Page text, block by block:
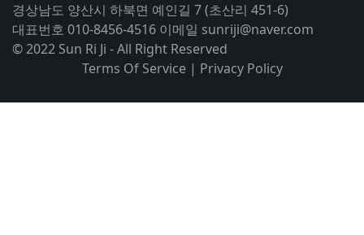
경상남도 양산시 하북면 예인길 7 (초산리 451-6)
대표번호 010-8456-4516 이메일 sunriji@naver.com
© 2022 Sun Ri Ji - All Right Reserved
Terms Of Service| Privacy Policy